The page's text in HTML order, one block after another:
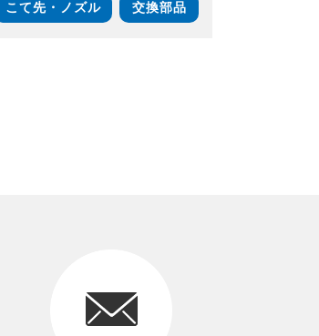
こて先・ノズル 交換部品